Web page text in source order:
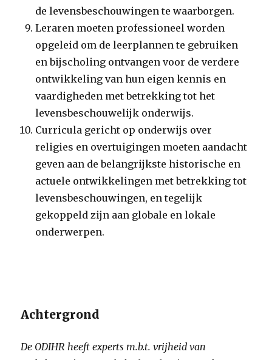
de levensbeschouwingen te waarborgen.
Leraren moeten professioneel worden
opgeleid om de leerplannen te gebruiken
en bijscholing ontvangen voor de verdere
ontwikkeling van hun eigen kennis en
vaardigheden met betrekking tot het
levensbeschouwelijk onderwijs.
Curricula gericht op onderwijs over
religies en overtuigingen moeten aandacht
geven aan de belangrijkste historische en
actuele ontwikkelingen met betrekking tot
levensbeschouwingen, en tegelijk
gekoppeld zijn aan globale en lokale
onderwerpen.
Achtergrond
De ODIHR heeft experts m.b.t. vrijheid van